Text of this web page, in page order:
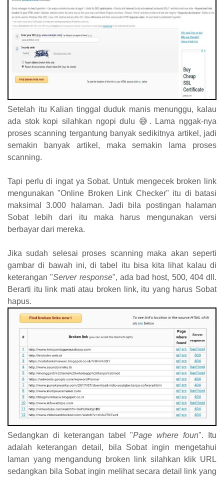
Setelah itu Kalian tinggal duduk manis menunggu, kalau
ada stok kopi silahkan ngopi dulu 😅. Lama nggak-nya
proses scanning tergantung banyak sedikitnya artikel, jadi
semakin banyak artikel, maka semakin lama proses
scanning.
Tapi perlu di ingat ya Sobat. Untuk mengecek broken link
mengunakan "Online Broken Link Checker" itu di batasi
maksimal 3.000 halaman. Jadi bila postingan halaman
Sobat lebih dari itu maka harus mengunakan versi
berbayar dari mereka.
Jika sudah selesai proses scanning maka akan seperti
gambar di bawah ini, di tabel itu bisa kita lihat kalau di
keterangan "Server response", ada bad host, 500, 404 dll.
Berarti itu link mati atau broken link, itu yang harus Sobat
hapus.
Sedangkan di keterangan tabel "Page where foun". Itu
adalah keterangan detail, bila Sobat ingin mengetahui
laman yang mengandung broken link silahkan klik URL
sedangkan bila Sobat ingin melihat secara detail link yang